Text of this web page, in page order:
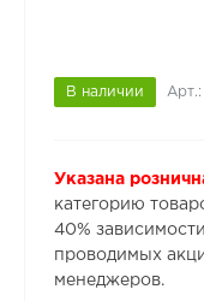
В наличии
Указана
категорию
40%
проводимых
менеджеров.